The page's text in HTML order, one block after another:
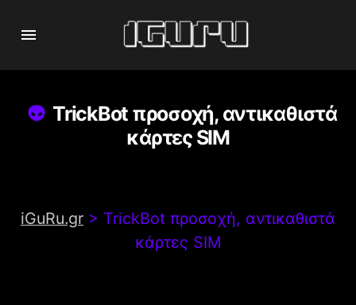
TrickBot προσοχή, αντικαθιστά
κάρτες SIM
iGuRu.gr > TrickBot προσοχή, αντικαθιστά
κάρτες SIM